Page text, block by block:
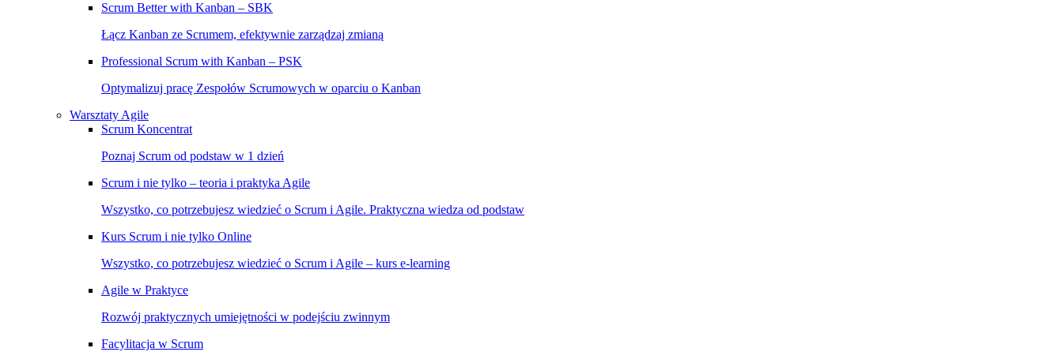
Scrum Better with Kanban – SBK
Łącz Kanban ze Scrumem, efektywnie zarządzaj zmianą
Professional Scrum with Kanban – PSK
Optymalizuj pracę Zespołów Scrumowych w oparciu o Kanban
Warsztaty Agile
Scrum Koncentrat
Poznaj Scrum od podstaw w 1 dzień
Scrum i nie tylko – teoria i praktyka Agile
Wszystko, co potrzebujesz wiedzieć o Scrum i Agile. Praktyczna wiedza od podstaw
Kurs Scrum i nie tylko Online
Wszystko, co potrzebujesz wiedzieć o Scrum i Agile – kurs e-learning
Agile w Praktyce
Rozwój praktycznych umiejętności w podejściu zwinnym
Facylitacja w Scrum